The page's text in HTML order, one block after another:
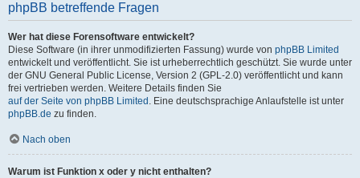
phpBB betreffende Fragen
Wer hat diese Forensoftware entwickelt?
Diese Software (in ihrer unmodifizierten Fassung) wurde von phpBB Limited
entwickelt und veröffentlicht. Sie ist urheberrechtlich geschützt. Sie wurde unter
der GNU General Public License, Version 2 (GPL-2.0) veröffentlicht und kann
frei vertrieben werden. Weitere Details finden Sie
auf der Seite von phpBB Limited . Eine deutschsprachige Anlaufstelle ist unter
phpBB.de zu finden.
Nach oben
Warum ist Funktion x oder y nicht enthalten?